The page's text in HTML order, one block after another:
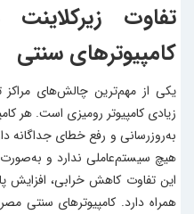
تفاوت
کامپیوترهای سنتی
یکی از مهم‌ترین چالش‌های مراکز
زیادی کامپیوتر رومیزی است. هر
به‌روزرسانی و رفع خطای جداگانه
این تفاوت کاهش خرابی، افزایش
همراه دارد. کامپیوترهای سنتی